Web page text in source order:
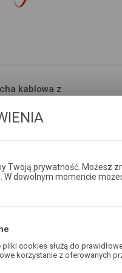
Twoją prywatność. Możesz
W dowolnym momencie
pliki cookies służą do
korzystanie z oferowanych
kablowa z
OD